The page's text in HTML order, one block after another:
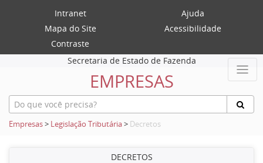
Intranet
Ajuda
Mapa do Site
Acessibilidade
Contraste
Secretaria de Estado de Fazenda
EMPRESAS
Empresas> Legislação Tributária> Decretos
DECRETOS